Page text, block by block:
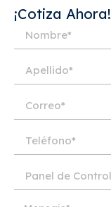
¡Cotiza Ahora!